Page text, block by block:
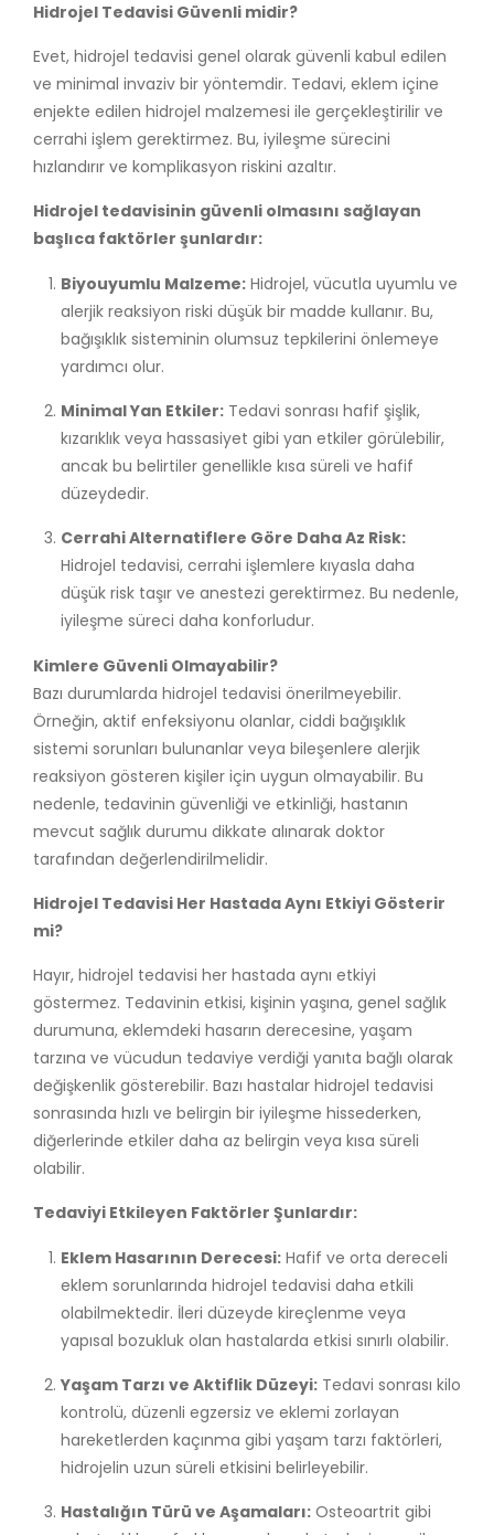
Hidrojel Tedavisi Güvenli midir?
Evet, hidrojel tedavisi genel olarak güvenli kabul edilen
ve minimal invaziv bir yöntemdir. Tedavi, eklem içine
enjekte edilen hidrojel malzemesi ile gerçekleştirilir ve
cerrahi işlem gerektirmez. Bu, iyileşme sürecini
hızlandırır ve komplikasyon riskini azaltır.
Hidrojel tedavisinin güvenli olmasını sağlayan
başlıca faktörler şunlardır:
Biyouyumlu Malzeme: Hidrojel, vücutla uyumlu ve
alerjik reaksiyon riski düşük bir madde kullanır. Bu,
bağışıklık sisteminin olumsuz tepkilerini önlemeye
yardımcı olur.
Minimal Yan Etkiler: Tedavi sonrası hafif şişlik,
kızarıklık veya hassasiyet gibi yan etkiler görülebilir,
ancak bu belirtiler genellikle kısa süreli ve hafif
düzeydedir.
Cerrahi Alternatiflere Göre Daha Az Risk:
Hidrojel tedavisi, cerrahi işlemlere kıyasla daha
düşük risk taşır ve anestezi gerektirmez. Bu nedenle,
iyileşme süreci daha konforludur.
Kimlere Güvenli Olmayabilir?
Bazı durumlarda hidrojel tedavisi önerilmeyebilir.
Örneğin, aktif enfeksiyonu olanlar, ciddi bağışıklık
sistemi sorunları bulunanlar veya bileşenlere alerjik
reaksiyon gösteren kişiler için uygun olmayabilir. Bu
nedenle, tedavinin güvenliği ve etkinliği, hastanın
mevcut sağlık durumu dikkate alınarak doktor
tarafından değerlendirilmelidir.
Hidrojel Tedavisi Her Hastada Aynı Etkiyi Gösterir
mi?
Hayır, hidrojel tedavisi her hastada aynı etkiyi
göstermez. Tedavinin etkisi, kişinin yaşına, genel sağlık
durumuna, eklemdeki hasarın derecesine, yaşam
tarzına ve vücudun tedaviye verdiği yanıta bağlı olarak
değişkenlik gösterebilir. Bazı hastalar hidrojel tedavisi
sonrasında hızlı ve belirgin bir iyileşme hissederken,
diğerlerinde etkiler daha az belirgin veya kısa süreli
olabilir.
Tedaviyi Etkileyen Faktörler Şunlardır:
Eklem Hasarının Derecesi: Hafif ve orta dereceli
eklem sorunlarında hidrojel tedavisi daha etkili
olabilmektedir. İleri düzeyde kireçlenme veya
yapısal bozukluk olan hastalarda etkisi sınırlı olabilir.
Yaşam Tarzı ve Aktiflik Düzeyi: Tedavi sonrası kilo
kontrolü, düzenli egzersiz ve eklemi zorlayan
hareketlerden kaçınma gibi yaşam tarzı faktörleri,
hidrojelin uzun süreli etkisini belirleyebilir.
Hastalığın Türü ve Aşamaları: Osteoartrit gibi